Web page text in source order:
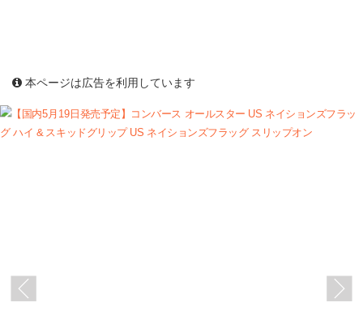
本ページは広告を利用しています